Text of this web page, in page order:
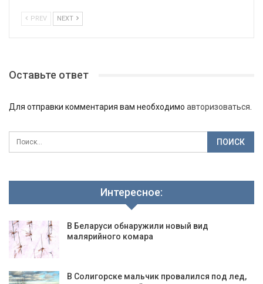
PREV NEXT
Оставьте ответ
Для отправки комментария вам необходимо авторизоваться.
Интересное:
В Беларуси обнаружили новый вид
малярийного комара
В Солигорске мальчик провалился под лед,